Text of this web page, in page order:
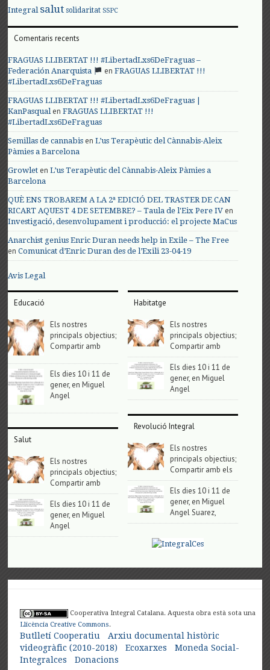
Integral salut solidaritat SSPC
Comentaris recents
FRAGUAS LLIBERTAT !!! #LibertadLxs6DeFraguas –
Federación Anarquista
enFRAGUAS LLIBERTAT !!!
#LibertadLxs6DeFraguas
FRAGUAS LLIBERTAT !!! #LibertadLxs6DeFraguas |
KanPasqualenFRAGUAS LLIBERTAT !!!
#LibertadLxs6DeFraguas
Semillas de cannabis enL’us Terapèutic del Cànnabis-Aleix
Pàmies a Barcelona
Growlet enL’us Terapèutic del Cànnabis-Aleix Pàmies a
Barcelona
QUÈ ENS TROBAREM A LA 2ª EDICIÓ DEL TRASTER DE CAN
RICART AQUEST 4 DE SETEMBRE? – Taula de l'Eix Pere IV en
Investigació, desenvolupament i producció: el projecte MaCus
Anarchist genius Enric Duran needs help in Exile – The Free
enComunicat d’Enric Duran des de l’Exili 23-04-19
Avis Legal
Educació
Els nostres
principals objectius;
Compartir amb
Els dies 10 i 11 de
gener, en Miguel
Angel
Salut
Els nostres
principals objectius;
Compartir amb
Els dies 10 i 11 de
gener, en Miguel
Angel
Habitatge
Els nostres
principals objectius;
Compartir amb
Els dies 10 i 11 de
gener, en Miguel
Angel
Revolució Integral
Els nostres
principals objectius;
Compartir amb els
Els dies 10 i 11 de
gener, en Miguel
Angel Suarez,
Cooperativa Integral Catalana. Aquesta obra està sota una
Llicència Creative Commons.
Butlletí Cooperatiu
Arxiu documental històric
videogràfic (2010-2018)
Ecoxarxes
Moneda Social-
Integralces
Donacions